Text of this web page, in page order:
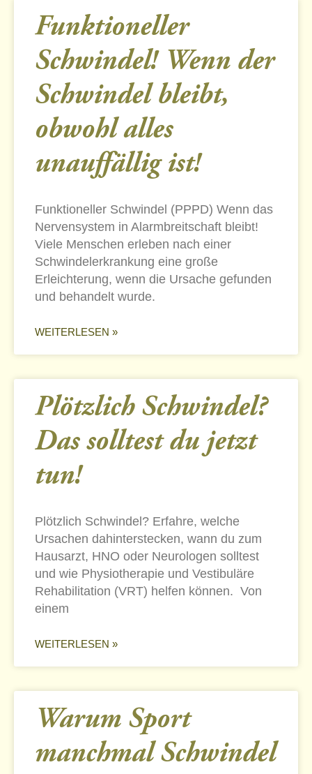
Funktioneller
Schwindel! Wenn der
Schwindel bleibt,
obwohl alles
unauffällig ist!
Funktioneller Schwindel (PPPD) Wenn das
Nervensystem in Alarmbreitschaft bleibt!
Viele Menschen erleben nach einer
Schwindelerkrankung eine große
Erleichterung, wenn die Ursache gefunden
und behandelt wurde.
WEITERLESEN »
Plötzlich Schwindel?
Das solltest du jetzt
tun!
Plötzlich Schwindel? Erfahre, welche
Ursachen dahinterstecken, wann du zum
Hausarzt, HNO oder Neurologen solltest
und wie Physiotherapie und Vestibuläre
Rehabilitation (VRT) helfen können. Von
einem
WEITERLESEN »
Warum Sport
manchmal Schwindel